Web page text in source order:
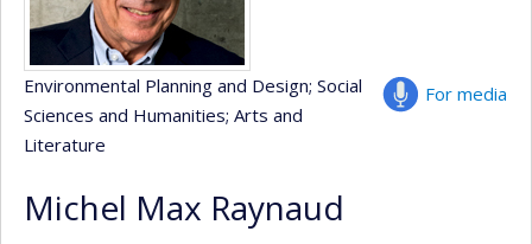
For media
Environmental Planning and Design; Social
Sciences and Humanities; Arts and
Literature
Michel Max Raynaud